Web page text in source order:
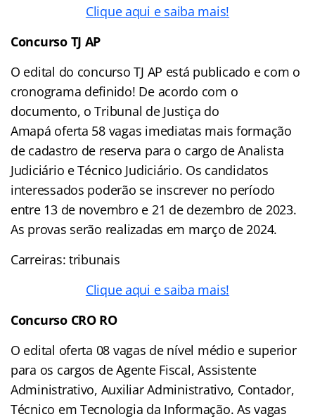
Clique aqui e saiba mais!
Concurso TJ AP
O edital do concurso TJ AP está publicado e com o
cronograma definido! De acordo com o
documento, o Tribunal de Justiça do
Amapá oferta 58 vagas imediatas mais formação
de cadastro de reserva para o cargo de Analista
Judiciário e Técnico Judiciário. Os candidatos
interessados poderão se inscrever no período
entre 13 de novembro e 21 de dezembro de 2023.
As provas serão realizadas em março de 2024.
Carreiras: tribunais
Clique aqui e saiba mais!
Concurso CRO RO
O edital oferta 08 vagas de nível médio e superior
para os cargos de Agente Fiscal, Assistente
Administrativo, Auxiliar Administrativo, Contador,
Técnico em Tecnologia da Informação. As vagas